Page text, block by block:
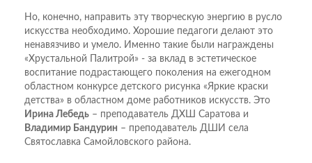
Но, конечно, направить эту творческую энергию в русло
искусства необходимо. Хорошие педагоги делают это
ненавязчиво и умело. Именно такие были награждены
«Хрустальной Палитрой» - за вклад в эстетическое
воспитание подрастающего поколения на ежегодном
областном конкурсе детского рисунка «Яркие краски
детства» в областном доме работников искусств. Это
Ирина Лебедь – преподаватель ДХШ Саратова и
Владимир Бандурин – преподаватель ДШИ села
Святославка Самойловского района.